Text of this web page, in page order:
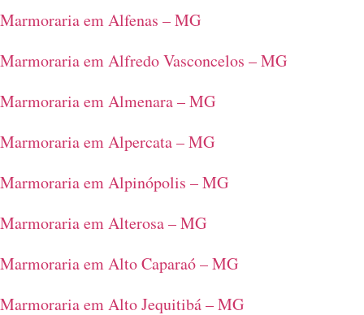
Marmoraria em Alfenas – MG
Marmoraria em Alfredo Vasconcelos – MG
Marmoraria em Almenara – MG
Marmoraria em Alpercata – MG
Marmoraria em Alpinópolis – MG
Marmoraria em Alterosa – MG
Marmoraria em Alto Caparaó – MG
Marmoraria em Alto Jequitibá – MG